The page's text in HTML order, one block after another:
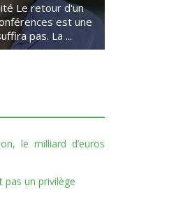
Le retour d'un
est une
pas. La ...
le milliard d’euros
pas un privilège